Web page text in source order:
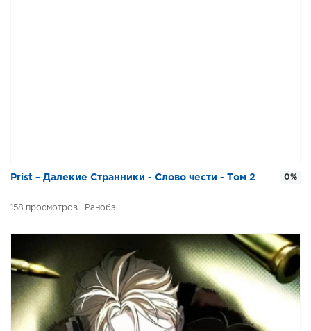
Prist – Далекие Странники - Слово чести - Том 2
158 Ранобэ
0%